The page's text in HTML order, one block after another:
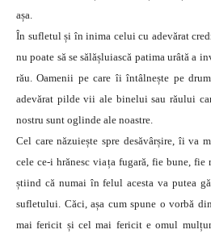
așa.
În sufletul și în inima celui cu adevărat
nu poate să se sălășluiască patima urâtă a
rău. Oamenii pe care îi întâlnește pe
adevărat pilde vii ale binelui sau răului
nostru sunt oglinde ale noastre.
Cel care năzuiește spre desăvârșire, îi va
cele ce-i hrănesc viața fugară, fie bune,
știind că numai în felul acesta va putea
sufletului. Căci, așa cum spune o vorbă
mai fericit și cel mai fericit e omul